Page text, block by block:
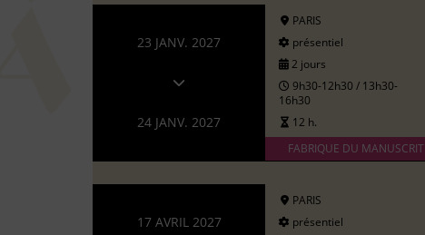
23 JANV. 2027
24 JANV. 2027
PARIS
présentiel
2 jours
9h30-12h30 / 13h30-
16h30
12 h.
FABRIQUE DU MANUSCRIT
17 AVRIL 2027
PARIS
présentiel